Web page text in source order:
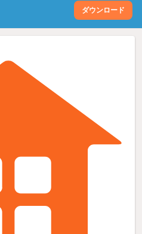
ダウンロード